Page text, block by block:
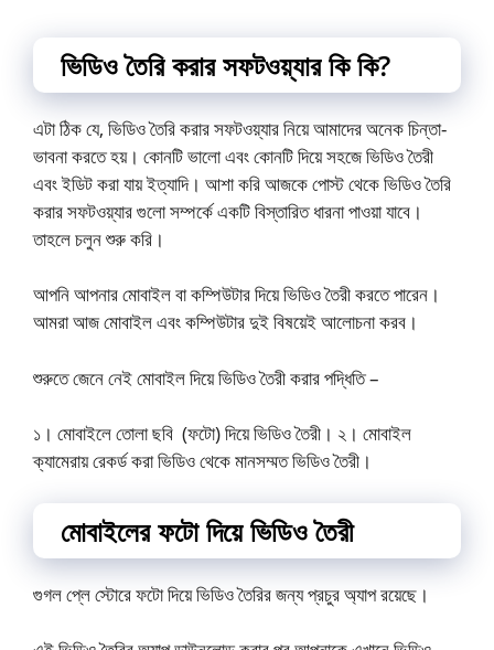
ভিডিও তৈরি করার সফটওয়্যার কি কি?
এটা ঠিক যে, ভিডিও তৈরি করার সফটওয়্যার নিয়ে আমাদের অনেক চিন্তা-
ভাবনা করতে হয়। কোনটি ভালো এবং কোনটি দিয়ে সহজে ভিডিও তৈরী
এবং ইডিট করা যায় ইত্যাদি। আশা করি আজকে পোস্ট থেকে ভিডিও তৈরি
করার সফটওয়্যার গুলো সম্পর্কে একটি বিস্তারিত ধারনা পাওয়া যাবে।
তাহলে চলুন শুরু করি।
আপনি আপনার মোবাইল বা কম্পিউটার দিয়ে ভিডিও তৈরী করতে পারেন।
আমরা আজ মোবাইল এবং কম্পিউটার দুই বিষয়েই আলোচনা করব।
শুরুতে জেনে নেই মোবাইল দিয়ে ভিডিও তৈরী করার পদ্ধিতি –
১। মোবাইলে তোলা ছবি (ফটো) দিয়ে ভিডিও তৈরী। ২। মোবাইল
ক্যামেরায় রেকর্ড করা ভিডিও থেকে মানসম্মত ভিডিও তৈরী।
মোবাইলের ফটো দিয়ে ভিডিও তৈরী
গুগল প্লে স্টোরে ফটো দিয়ে ভিডিও তৈরির জন্য প্রচুর অ্যাপ রয়েছে।